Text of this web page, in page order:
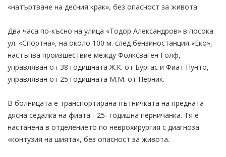
«натъртване на десния крак», без опасност за живота.
Два часа по-късно на улица «Тодор Александров» в посока
ул. «Спортна», на около 100 м. след бензиностанция «Еко»,
настъпва произшествие между Фолксваген Голф,
управляван от 38 годишната Ж.К. от Бургас и Фиат Пунто,
управляван от 25 годишната М.М. от Перник.
В болницата е транспортирана пътничката на предната
дясна седалка на фиата - 25- годишна перничанка. Тя е
настанена в отделението по неврохирургия с диагноза
«контузия на шията», без опасност за живота.